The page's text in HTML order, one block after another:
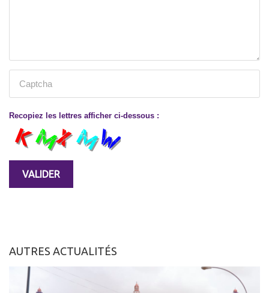
Recopiez les lettres afficher ci-dessous :
AUTRES ACTUALITÉS